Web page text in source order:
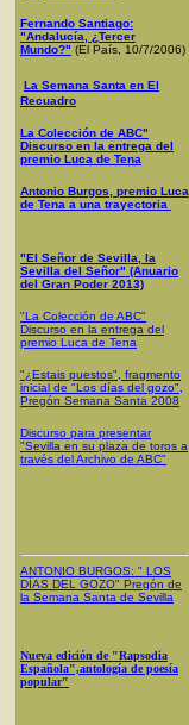
Fernando Santiago:
"Andalucía, ¿Tercer
Mundo?" (El País, 10/7/2006)
La Semana Santa en El
Recuadro
La Colección de ABC"
Discurso en la entrega del
premio Luca de Tena
Antonio Burgos, premio Luca
de Tena a una trayectoria
"El Señor de Sevilla, la
Sevilla del Señor" (Anuario
del Gran Poder 2013)
"La Colección de ABC"
Discurso en la entrega del
premio Luca de Tena
"¿Estais puestos", fragmento
inicial de "Los días del gozo",
Pregón Semana Santa 2008
Discurso para presentar
"Sevilla en su plaza de toros a
través del Archivo de ABC"
ANTONIO BURGOS: " LOS
DÍAS DEL GOZO" Pregón de
la Semana Santa de Sevilla
Nueva edición de "Rapsodia
Española",antología de poesía
popular"